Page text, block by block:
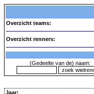
Overzicht teams:
Overzicht renners:
(Gedeelte van de) naam:
Jaar: